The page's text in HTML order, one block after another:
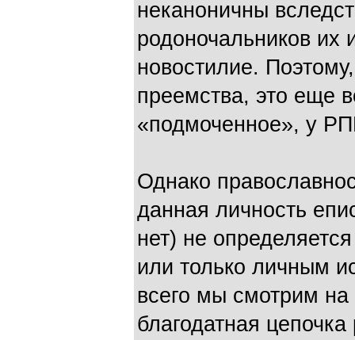
неканоничны
родоночальников их
новостилие.
преемства, это еще
«подмоченное», у
Однако
данная личность
нет) не
или только личным
всего мы смотрим
благодатная